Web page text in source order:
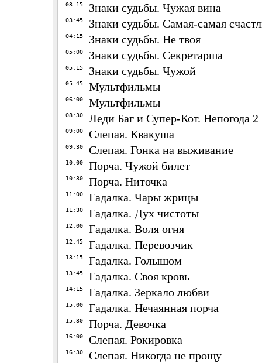
03:15 Знаки судьбы. Чужая вина
03:45 Знаки судьбы. Самая-самая
04:15 Знаки судьбы. Не твоя
05:00 Знаки судьбы. Секретарша
05:15 Знаки судьбы. Чужой
05:45 Мультфильмы
06:00 Мультфильмы
08:30 Леди Баг и Супер-Кот. Непогода 2
09:00 Слепая. Квакуша
09:30 Слепая. Гонка на выживание
10:00 Порча. Чужой билет
10:30 Порча. Ниточка
11:00 Гадалка. Чары жрицы
11:30 Гадалка. Дух чистоты
12:00 Гадалка. Воля огня
12:45 Гадалка. Перевозчик
13:15 Гадалка. Голышом
13:45 Гадалка. Своя кровь
14:15 Гадалка. Зеркало любви
15:00 Гадалка. Нечаянная порча
15:30 Порча. Девочка
16:00 Слепая. Рокировка
16:30 Слепая. Никогда не прощу